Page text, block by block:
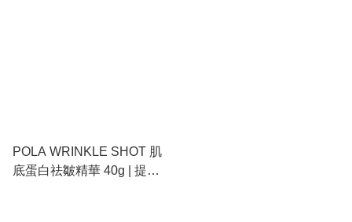
POLA WRINKLE SHOT 肌
底蛋白祛皺精華 40g | 提升